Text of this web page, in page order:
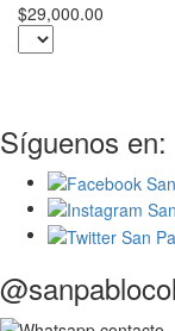
$29,000.00
Síguenos en:
@sanpablocol